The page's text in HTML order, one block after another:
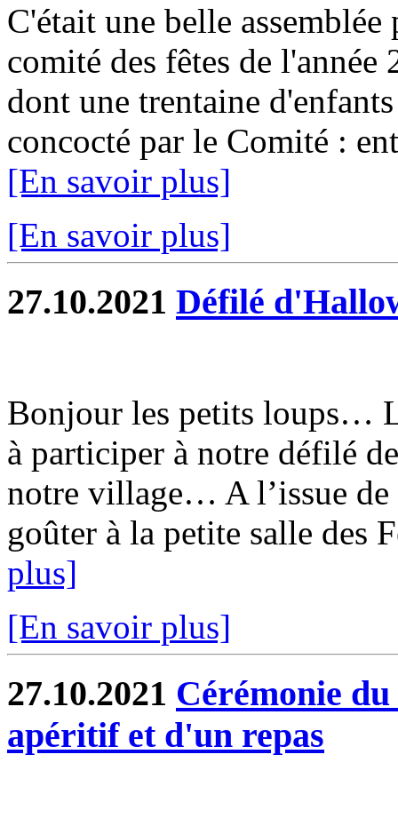
C'était une belle
comité des fêtes de l'année
dont une trentaine
concocté par le Comité :
[En savoir plus]
[En savoir plus]
27.10.2021 Défilé
Bonjour les petits loups…
à participer à notre défilé
notre village… A l’issue de
goûter à la petite salle des
plus]
[En savoir plus]
27.10.2021 Cérémonie
apéritif et d'un repas